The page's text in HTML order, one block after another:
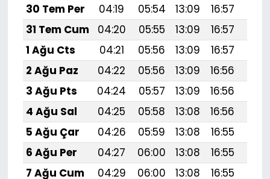
30 Tem Per
04:19 05:54 13:09 16:57
31 Tem Cum
04:20 05:55 13:09 16:57
1 Ağu Cts
04:21 05:56 13:09 16:57
2 Ağu Paz
04:22 05:56 13:09 16:56
3 Ağu Pts
04:24 05:57 13:09 16:56
4 Ağu Sal
04:25 05:58 13:08 16:56
5 Ağu Çar
04:26 05:59 13:08 16:55
6 Ağu Per
04:27 06:00 13:08 16:55
7 Ağu Cum
04:29 06:00 13:08 16:55